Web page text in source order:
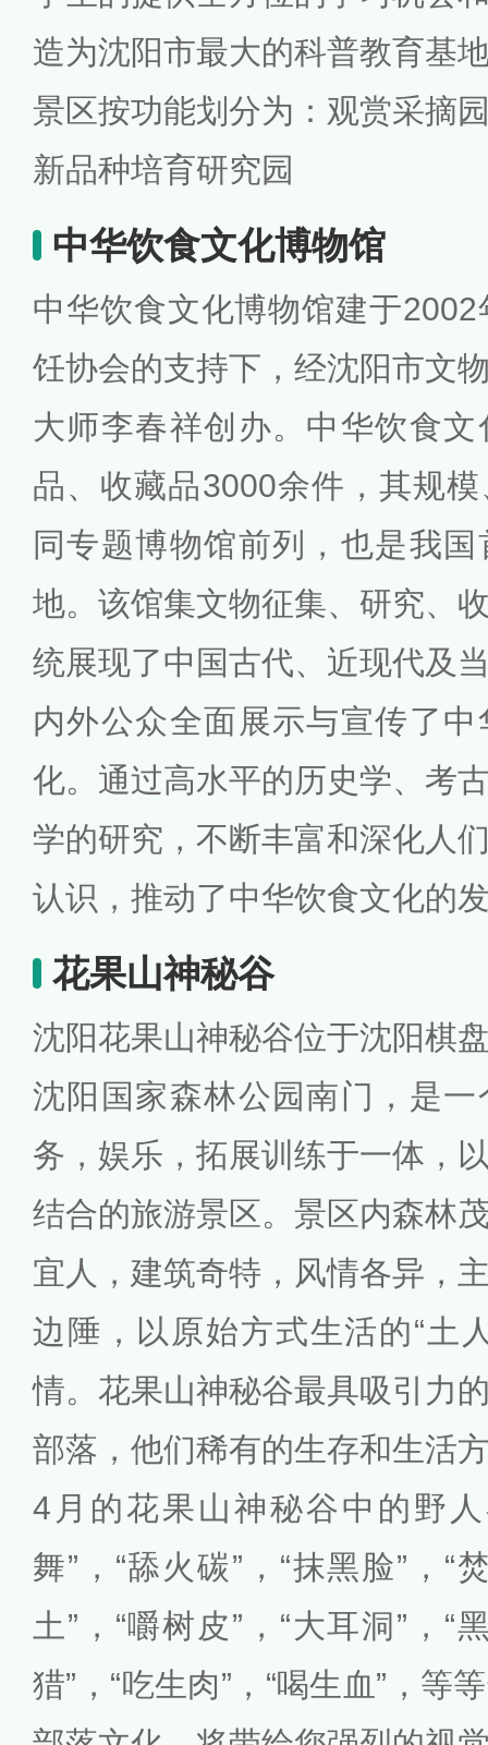
造为沈阳市最大的科普教育基
景区按功能划分为：观赏采摘
新品种培育研究园
中华饮食文化博物馆
中华饮食文化博物馆建于
饪协会的支持下，经沈阳市文
大师李春祥创办。中华饮食
品、收藏品3000余件，其规
同专题博物馆前列，也是我
地。该馆集文物征集、研究、
统展现了中国古代、近现代及
内外公众全面展示与宣传了
化。通过高水平的历史学、考
学的研究，不断丰富和深化人
认识，推动了中华饮食文化的
花果山神秘谷
沈阳花果山神秘谷位于沈阳棋
沈阳国家森林公园南门，是
务，娱乐，拓展训练于一体，
结合的旅游景区。景区内森林
宜人，建筑奇特，风情各异，
边陲，以原始方式生活的“土
情。花果山神秘谷最具吸引力
部落，他们稀有的生存和生活
4月的花果山神秘谷中的野
舞”，“舔火碳”，“抹黑脸”，“
土”，“嚼树皮”，“大耳洞”，“
猎”，“吃生肉”，“喝生血”，等